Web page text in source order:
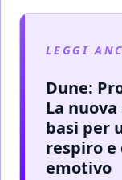
LEGGI
Dune:
La
basi per
respiro
emotivo